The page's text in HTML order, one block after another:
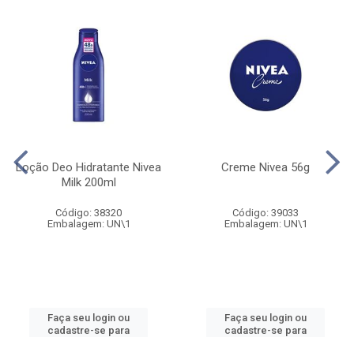
Loção Deo Hidratante Nivea
Milk 200ml
Código: 38320
Embalagem: UN\1
Faça seu login ou
cadastre-se para
Creme Nivea 56g
Código: 39033
Embalagem: UN\1
Faça seu login ou
cadastre-se para